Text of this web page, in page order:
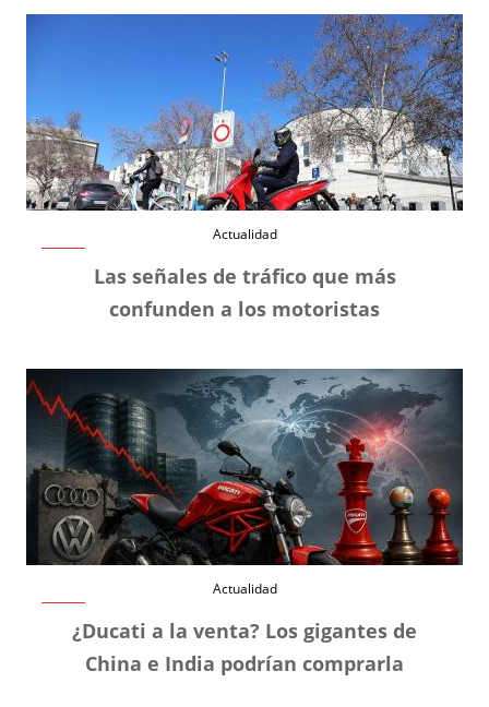
Actualidad
Las señales de tráfico que más
confunden a los motoristas
Actualidad
¿Ducati a la venta? Los gigantes de
China e India podrían comprarla